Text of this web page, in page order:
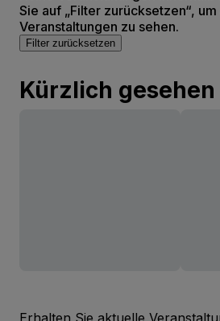
Sie auf „Filter zurücksetzen“, um
Veranstaltungen zu sehen.
Filter zurücksetzen
Kürzlich gesehen
Erhalten Sie aktuelle